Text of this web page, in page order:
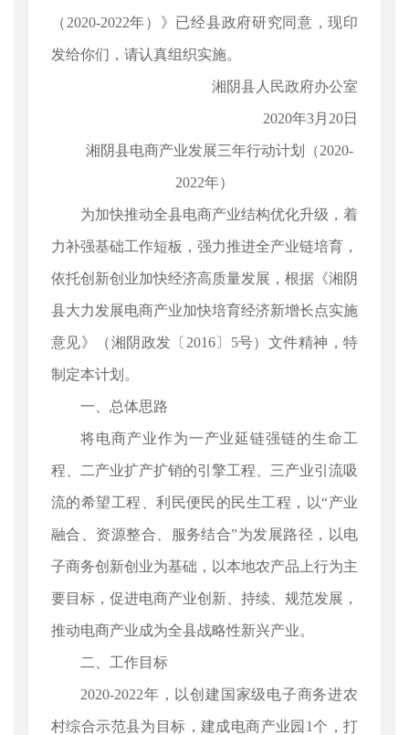
（2020-2022年）》已经县政府研究同意，现印
发给你们，请认真组织实施。
湘阴县人民政府办公室
2020年3月20日
湘阴县电商产业发展三年行动计划（2020-
2022年）
为加快推动全县电商产业结构优化升级，着
力补强基础工作短板，强力推进全产业链培育，
依托创新创业加快经济高质量发展，根据《湘阴
县大力发展电商产业加快培育经济新增长点实施
意见》（湘阴政发〔2016〕5号）文件精神，特
制定本计划。
一、总体思路
将电商产业作为一产业延链强链的生命工
程、二产业扩产扩销的引擎工程、三产业引流吸
流的希望工程、利民便民的民生工程，以“产业
融合、资源整合、服务结合”为发展路径，以电
子商务创新创业为基础，以本地农产品上行为主
要目标，促进电商产业创新、持续、规范发展，
推动电商产业成为全县战略性新兴产业。
二、工作目标
2020-2022年，以创建国家级电子商务进农
村综合示范县为目标，建成电商产业园1个，打